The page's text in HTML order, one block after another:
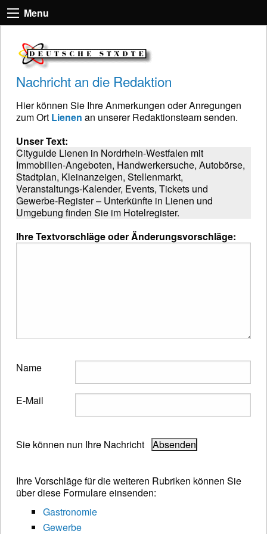
Menu
Nachricht an die Redaktion
Hier können Sie Ihre Anmerkungen oder Anregungen
zum Ort Lienen an unserer Redaktionsteam senden.
Unser Text:
Cityguide Lienen in Nordrhein-Westfalen mit
Immobilien-Angeboten, Handwerkersuche, Autobörse,
Stadtplan, Kleinanzeigen, Stellenmarkt,
Veranstaltungs-Kalender, Events, Tickets und
Gewerbe-Register – Unterkünfte in Lienen und
Umgebung finden Sie im Hotelregister.
Ihre Textvorschläge oder Änderungsvorschläge:
Name
E-Mail
Sie können nun Ihre Nachricht
Ihre Vorschläge für die weiteren Rubriken können Sie
über diese Formulare einsenden:
Gastronomie
Gewerbe